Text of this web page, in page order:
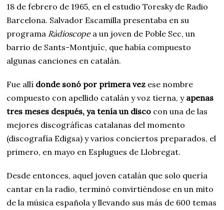
18 de febrero de 1965, en el estudio Toresky de Radio
Barcelona. Salvador Escamilla presentaba en su
programa Ràdioscopea un joven de Poble Sec, un
barrio de Sants-Montjuïc, que había compuesto
algunas canciones en catalán.
Fue allí donde sonó por primera vez ese nombre
compuesto con apellido catalán y voz tierna, y apenas
tres meses después, ya tenía un disco con una de las
mejores discográficas catalanas del momento
(discografía Edigsa) y varios conciertos preparados, el
primero, en mayo en Esplugues de Llobregat.
Desde entonces, aquel joven catalán que solo quería
cantar en la radio, terminó convirtiéndose en un mito
de la música española y llevando sus más de 600 temas